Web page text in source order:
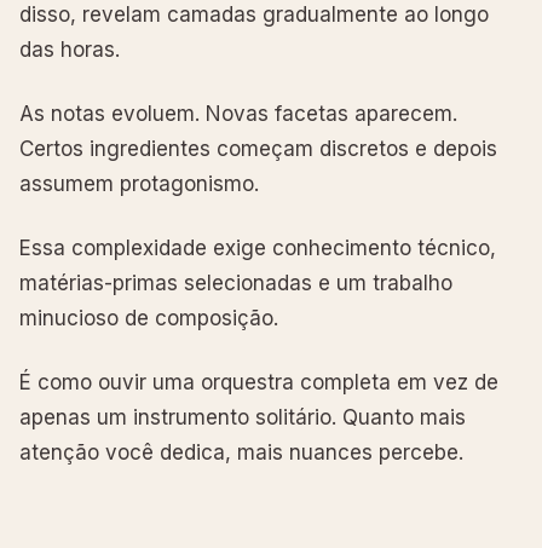
disso, revelam camadas gradualmente ao longo
das horas.
As notas evoluem. Novas facetas aparecem.
Certos ingredientes começam discretos e depois
assumem protagonismo.
Essa complexidade exige conhecimento técnico,
matérias-primas selecionadas e um trabalho
minucioso de composição.
É como ouvir uma orquestra completa em vez de
apenas um instrumento solitário. Quanto mais
atenção você dedica, mais nuances percebe.